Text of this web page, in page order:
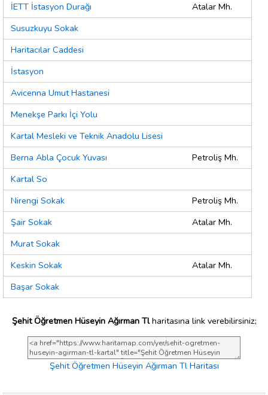
İETT İstasyon Durağı
Atalar Mh.
Susuzkuyu Sokak
Haritacılar Caddesi
İstasyon
Avicenna Umut Hastanesi
Menekşe Parkı İçi Yolu
Kartal Mesleki ve Teknik Anadolu Lisesi
Berna Abla Çocuk Yuvası
Petroliş Mh.
Kartal So
Nirengi Sokak
Petroliş Mh.
Şair Sokak
Atalar Mh.
Murat Sokak
Keskin Sokak
Atalar Mh.
Başar Sokak
Şehit Öğretmen Hüseyin Ağırman Tlharitasına link verebilirsiniz;
Şehit Öğretmen Hüseyin Ağırman Tl Haritası